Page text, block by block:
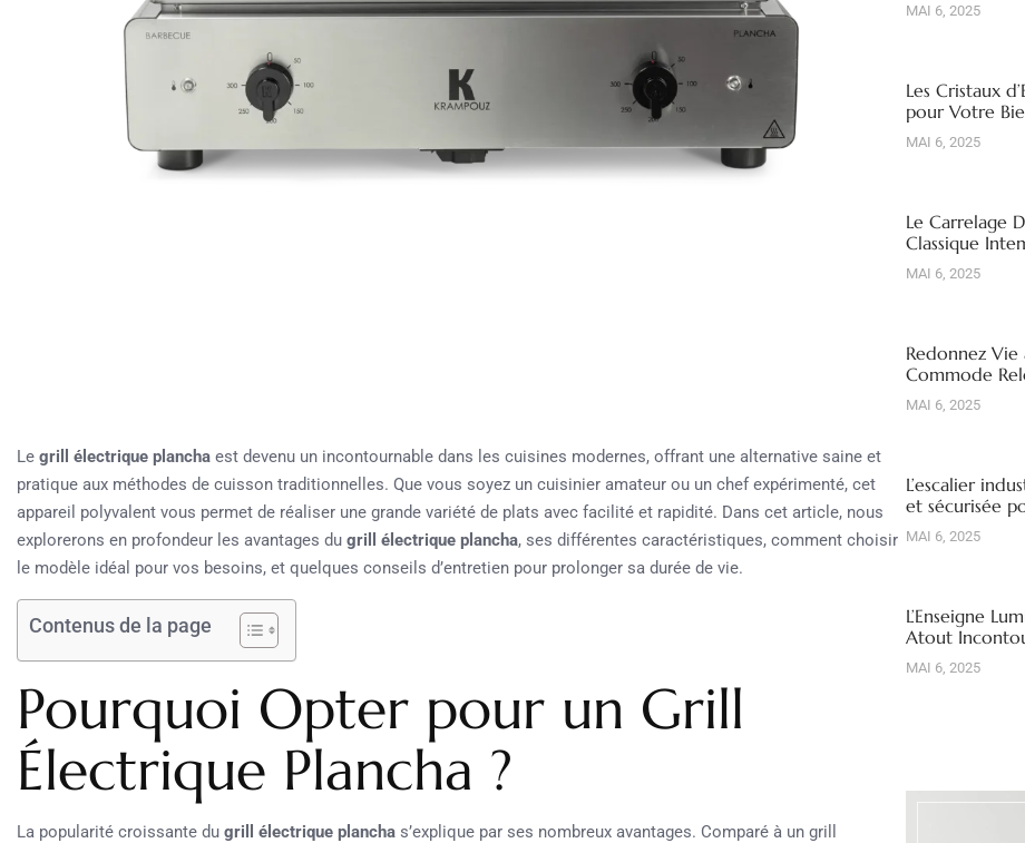
Le grill électrique plancha est devenu un incontournable dans les cuisines modernes, offrant une alternative saine et
pratique aux méthodes de cuisson traditionnelles. Que vous soyez un cuisinier amateur ou un chef expérimenté, cet
appareil polyvalent vous permet de réaliser une grande variété de plats avec facilité et rapidité. Dans cet article, nous
explorerons en profondeur les avantages du grill électrique plancha, ses différentes caractéristiques, comment choisir
le modèle idéal pour vos besoins, et quelques conseils d’entretien pour prolonger sa durée de vie.
Contenus de la page
Pourquoi Opter pour un Grill
Électrique Plancha ?
La popularité croissante du grill électrique plancha s’explique par ses nombreux avantages. Comparé à un grill
MAI 6, 2025
Les Cristaux
pour Votre
MAI 6, 2025
Le Carrelage
Classique
MAI 6, 2025
Redonnez
Commode
MAI 6, 2025
L’escalier
et sécurisée
MAI 6, 2025
L’Enseigne
Atout
MAI 6, 2025